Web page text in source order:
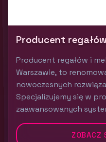
Producent
Producent regałów i
Warszawie, to
nowoczesnych
Specjalizujemy się w
zaawansowanych
ZOBACZ